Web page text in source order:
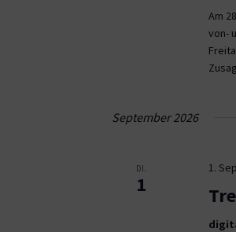
Am
von-
September 2026
DI.
1
1.